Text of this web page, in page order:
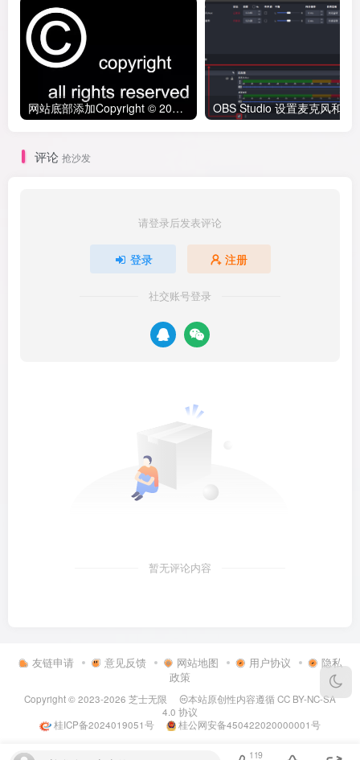
网站底部添加Copyright © 2023的意义和添加自动更新版权年份代码
评论 抢沙发
请登录后发表评论
登录 注册
社交账号登录
暂无评论内容
友链申请 意见反馈 网站地图 用户协议
隐私
政策
Copyright © 2023-2026 芝士无限 本站原创性内容遵循CC BY-NC-SA
4.0 协议
桂ICP备2024019051号
桂公网安备450422020000001号
119